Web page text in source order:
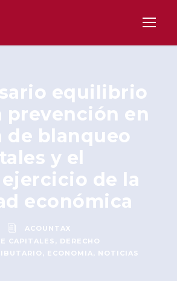
equilibrio
prevención en
de blanqueo
y el
de la
económica
ACOUNTAX
CAPITALES , DERECHO
, ECONOMIA, NOTICIAS